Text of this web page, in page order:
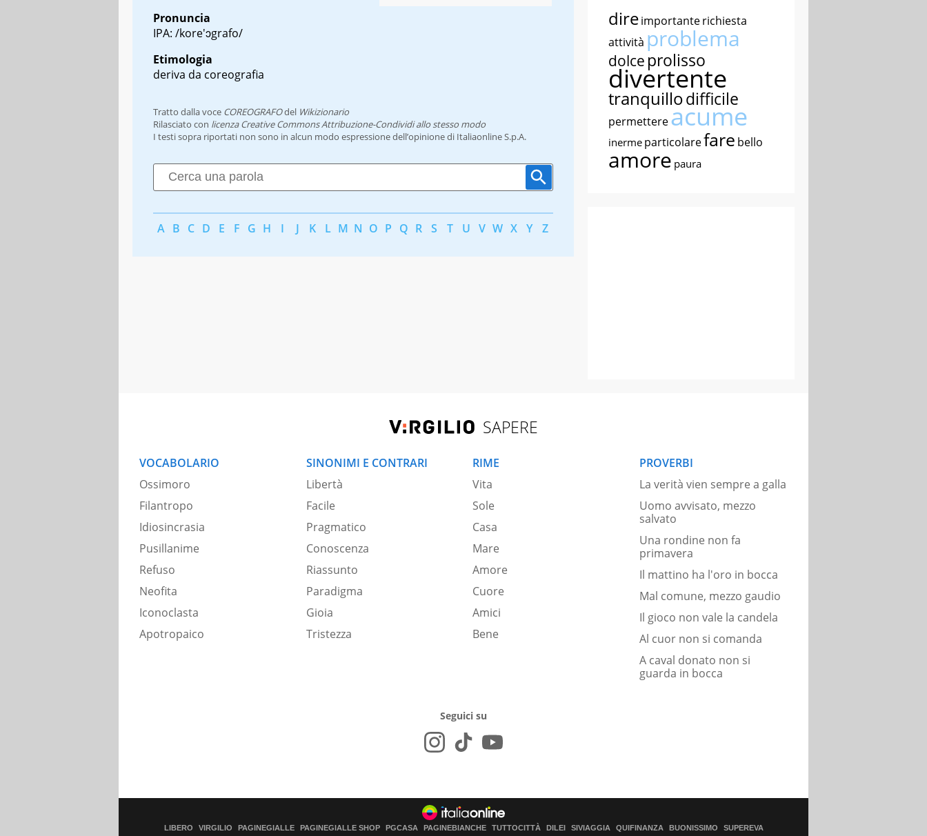
Pronuncia
IPA: /kore'ɔgrafo/
Etimologia
deriva da coreografia
Tratto dalla voce COREOGRAFOdel Wikizionario
Rilasciato con licenza Creative Commons Attribuzione-Condividi allo stesso modo
I testi sopra riportati non sono in alcun modo espressione dell’opinione di Italiaonline S.p.A.
A B C D E F G H I J K L M N O P Q R S T U V W X Y Z
direimportanterichiesta
attività problema
dolce prolisso
divertente
tranquillodifficile
permettereacume
inerme particolarefare bello
amore paura
SAPERE
VOCABOLARIO
Ossimoro
Filantropo
Idiosincrasia
Pusillanime
Refuso
Neofita
Iconoclasta
Apotropaico
SINONIMI E CONTRARI
Libertà
Facile
Pragmatico
Conoscenza
Riassunto
Paradigma
Gioia
Tristezza
RIME
Vita
Sole
Casa
Mare
Amore
Cuore
Amici
Bene
PROVERBI
La verità vien sempre a galla
Uomo avvisato, mezzo
salvato
Una rondine non fa
primavera
Il mattino ha l'oro in bocca
Mal comune, mezzo gaudio
Il gioco non vale la candela
Al cuor non si comanda
A caval donato non si
guarda in bocca
Seguici su
LIBERO VIRGILIO PAGINEGIALLE PAGINEGIALLE SHOP PGCASA PAGINEBIANCHE TUTTOCITTÀ DILEI SIVIAGGIA QUIFINANZA BUONISSIMO SUPEREVA